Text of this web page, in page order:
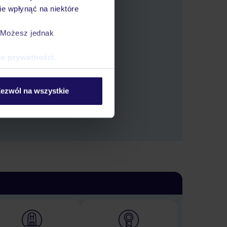
wpłynąć na niektóre
jednak
prywatności
na wszystkie
oferty.